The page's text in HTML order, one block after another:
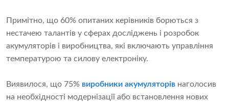
Примітно, що 60% опитаних керівників борються з
нестачею талантів у сферах досліджень і розробок
акумуляторів і виробництва, які включають управління
температурою та силову електроніку.
Виявилося, що 75% виробники акумуляторів наголосив
на необхідності модернізації або встановлення нових